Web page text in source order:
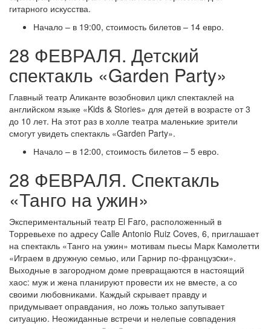
гитарного искусства.
Начало – в 19:00, стоимость билетов – 14 евро.
28 ФЕВРАЛЯ. Детский
спектакль «Garden Party»
Главный театр Аликанте возобновил цикл спектаклей на
английском языке «Kids & Stories» для детей в возрасте от 3
до 10 лет. На этот раз в холле театра маленькие зрители
смогут увидеть спектакль «Garden Party».
Начало – в 12:00, стоимость билетов – 5 евро.
28 ФЕВРАЛЯ. Спектакль
«Танго на ужин»
Экспериментальный театр El Faro, расположенный в
Торревьехе по адресу Calle Antonio Ruiz Coves, 6, приглашает
на спектакль «Танго на ужин» мотивам пьесы Марк Камолетти
«Играем в дружную семью, или Гарнир по-французcки».
Выходные в загородном доме превращаются в настоящий
хаос: муж и жена планируют провести их не вместе, а со
своими любовниками. Каждый скрывает правду и
придумывает оправдания, но ложь только запутывает
ситуацию. Неожиданные встречи и нелепые совпадения